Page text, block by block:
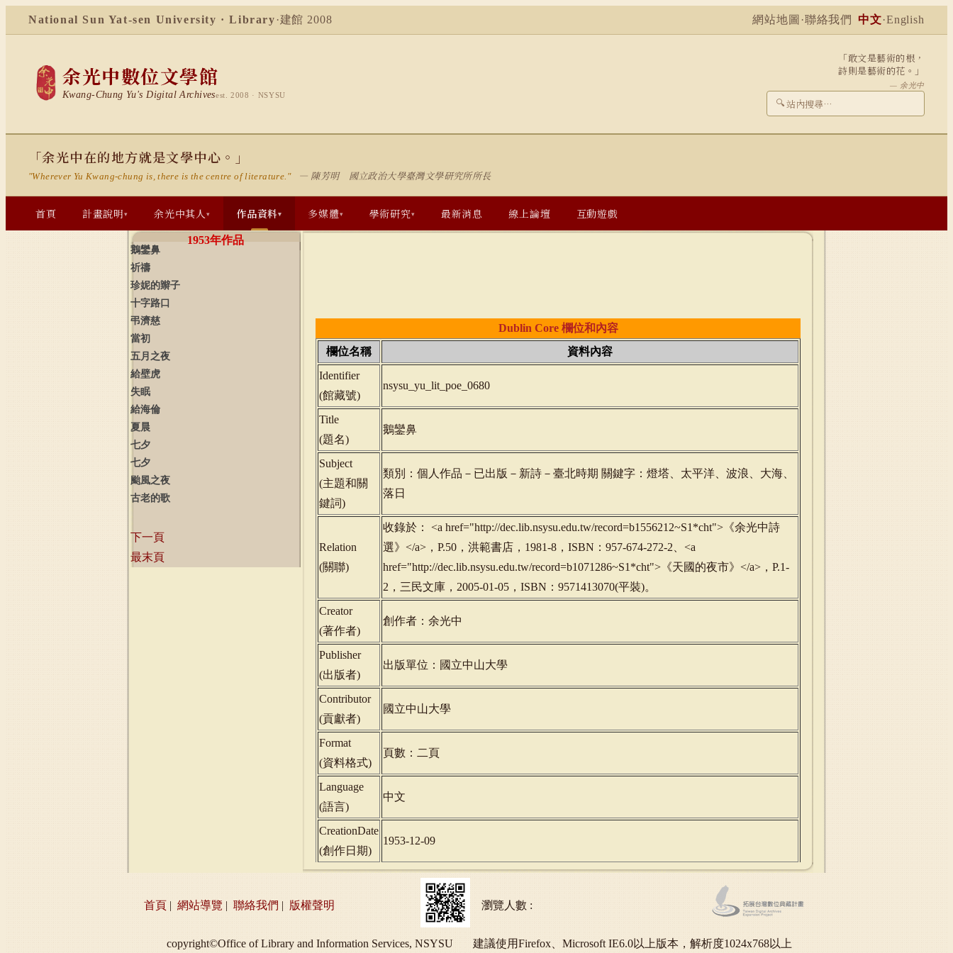
National Sun Yat-sen University · Library ·建館 2008 網站地圖 ·聯絡我們 中文·English
余光中數位文學館
Kwang-Chung Yu's Digital Archivesest. 2008 · NSYSU
「敢文是藝術的根，
詩則是藝術的花。」
— 余光中
🔍
「余光中在的地方就是文學中心。」
"Wherever Yu Kwang-chung is, there is the centre of literature." — 陳芳明 國立政治大學臺灣文學研究所所長
首頁 計畫說明▾ 余光中其人▾ 作品資料▾ 多媒體▾ 學術研究▾ 最新消息 線上論壇 互動遊戲
1953年作品
鵝鑾鼻
祈禱
珍妮的辮子
十字路口
弔濟慈
當初
五月之夜
給壁虎
失眠
給海倫
夏晨
七夕
七夕
颱風之夜
古老的歌
下一頁
最末頁
Dublin Core欄位和內容
欄位名稱
資料內容
Identifier
(館藏號)
nsysu_yu_lit_poe_0680
Title
(題名)
鵝鑾鼻
Subject
(主題和關
鍵詞)
類別：個人作品－已出版－新詩－臺北時期 關鍵字：燈塔、太平洋、波浪、大海、
落日
Relation
(關聯)
收錄於： <a href="http://dec.lib.nsysu.edu.tw/record=b1556212~S1*cht">《余光中詩
選》</a>，P.50，洪範書店，1981-8，ISBN：957-674-272-2、<a
href="http://dec.lib.nsysu.edu.tw/record=b1071286~S1*cht">《天國的夜市》</a>，P.1-
2，三民文庫，2005-01-05，ISBN：9571413070(平裝)。
Creator
(著作者)
創作者：余光中
Publisher
(出版者)
出版單位：國立中山大學
Contributor
(貢獻者)
國立中山大學
Format
(資料格式)
頁數：二頁
Language
(語言)
中文
CreationDate
(創作日期)
1953-12-09
首頁 | 網站導覽 | 聯絡我們 | 版權聲明 瀏覽人數 :
copyright©Office of Library and Information Services, NSYSU 建議使用Firefox、Microsoft IE6.0以上版本，解析度1024x768以上